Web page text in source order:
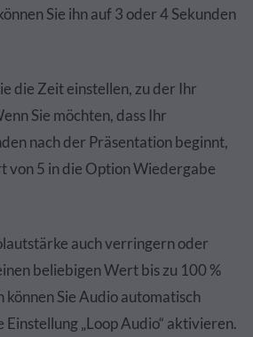
Sie ihn auf 3 oder 4 Sekunden
die Zeit einstellen, zu der Ihr
Sie möchten, dass Ihr
nach der Präsentation beginnt,
von 5 in die Option Wiedergabe
auch verringern oder
beliebigen Wert bis zu 100 %
können Sie Audio automatisch
Einstellung „Loop Audio“ aktivieren.